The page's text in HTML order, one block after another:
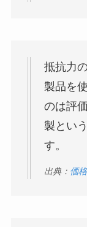
抵抗力
製品を
のは評
製とい
す。
出典： 価